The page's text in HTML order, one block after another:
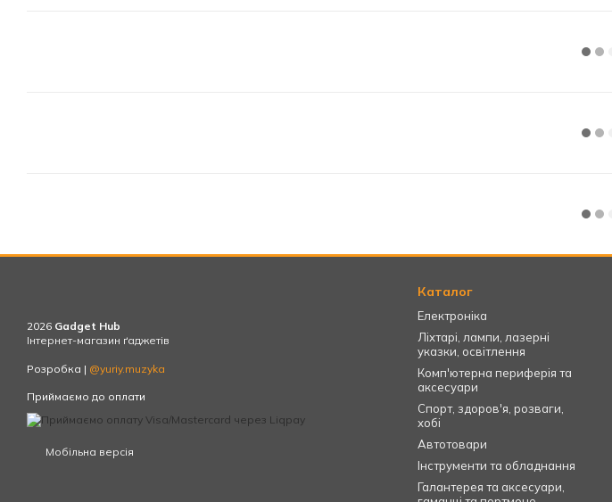
2026 Gadget Hub
Інтернет-магазин ґаджетів
Розробка | @yuriy.muzyka
Приймаємо до оплати
Мобільна версія
Каталог
Електроніка
Ліхтарі, лампи, лазерні
указки, освітлення
Комп'ютерна периферія та
аксесуари
Спорт, здоров'я, розваги,
хобі
Автотовари
Інструменти та обладнання
Галантерея та аксесуари,